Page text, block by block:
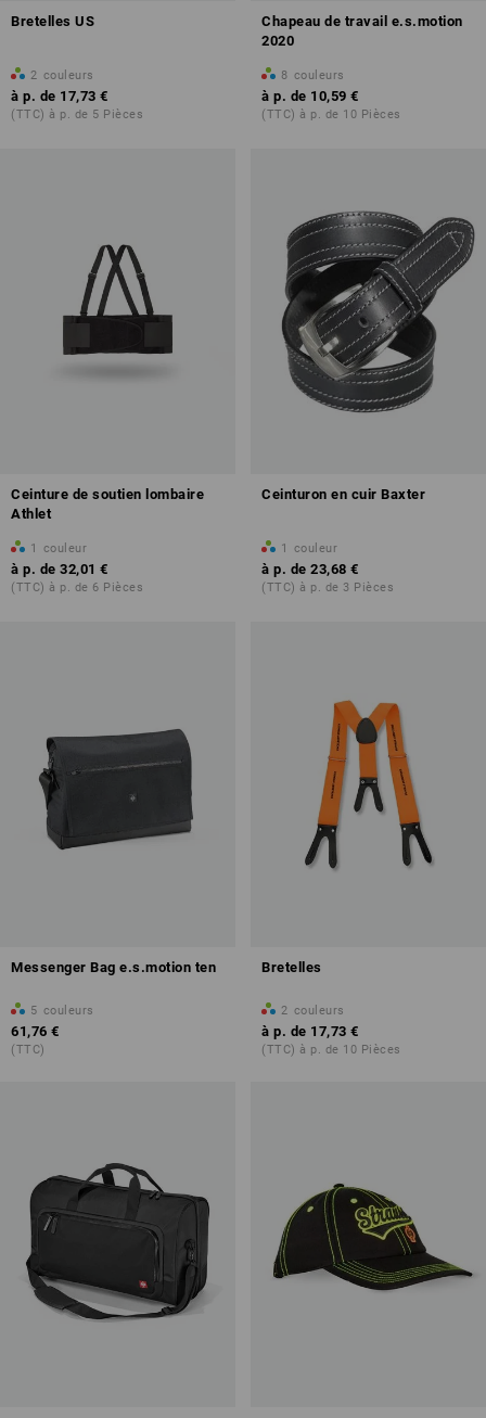
Bretelles US
2 couleurs
à p. de 17,73 €
(TTC) à p. de 5 Pièces
Chapeau de travail e.s.motion
2020
8 couleurs
à p. de 10,59 €
(TTC) à p. de 10 Pièces
Ceinture de soutien lombaire
Athlet
1 couleur
à p. de 32,01 €
(TTC) à p. de 6 Pièces
Ceinturon en cuir Baxter
1 couleur
à p. de 23,68 €
(TTC) à p. de 3 Pièces
Messenger Bag e.s.motion ten
5 couleurs
61,76 €
(TTC)
Bretelles
2 couleurs
à p. de 17,73 €
(TTC) à p. de 10 Pièces